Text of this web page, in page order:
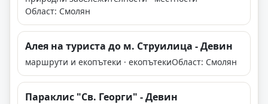
Област: Смолян
Алея на туриста до м. Струилица - Девин
маршрути и екопътеки · екопътекиОбласт: Смолян
Параклис "Св. Георги" - Девин